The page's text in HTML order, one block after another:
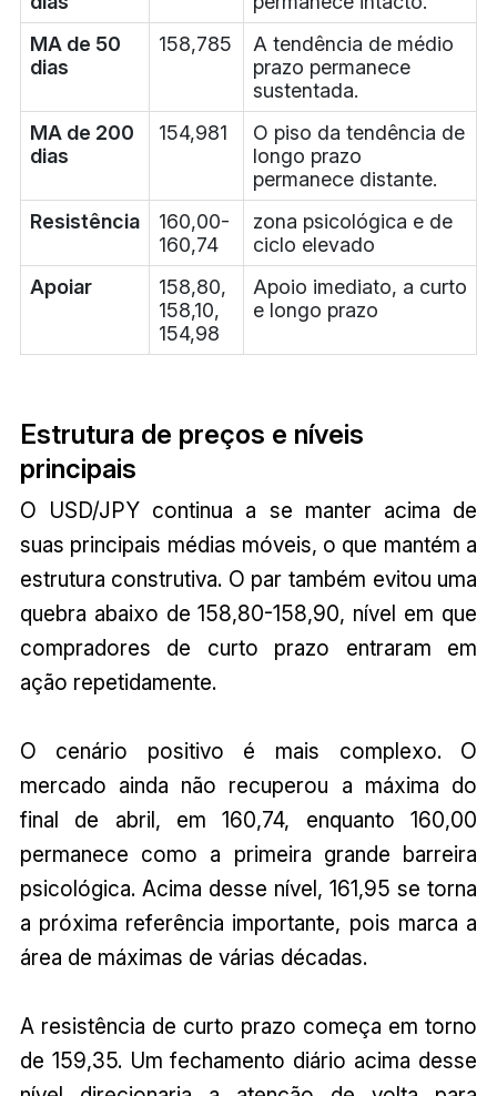
MA de 50
dias
158,785
A tendência de médio
prazo permanece
sustentada.
MA de 200
dias
154,981
O piso da tendência de
longo prazo
permanece distante.
Resistência
160,00-
160,74
zona psicológica e de
ciclo elevado
Apoiar
158,80,
158,10,
154,98
Apoio imediato, a curto
e longo prazo
Estrutura de preços e níveis
principais
O USD/JPY continua a se manter acima de
suas principais médias móveis, o que mantém a
estrutura construtiva. O par também evitou uma
quebra abaixo de 158,80-158,90, nível em que
compradores de curto prazo entraram em
ação repetidamente.
O cenário positivo é mais complexo. O
mercado ainda não recuperou a máxima do
final de abril, em 160,74, enquanto 160,00
permanece como a primeira grande barreira
psicológica. Acima desse nível, 161,95 se torna
a próxima referência importante, pois marca a
área de máximas de várias décadas.
A resistência de curto prazo começa em torno
de 159,35. Um fechamento diário acima desse